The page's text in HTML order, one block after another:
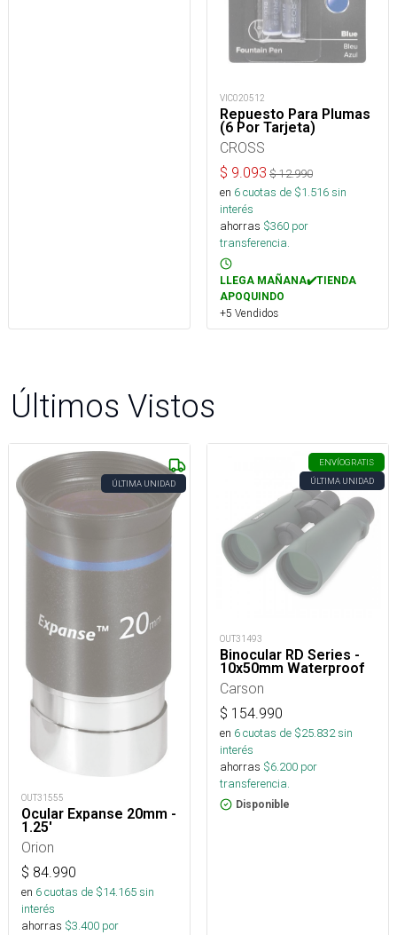
VIC020512
Repuesto Para Plumas
(6 Por Tarjeta)
CROSS
$ 9.093 $12.990
en 6cuotas de $1.516sin
interés
ahorras $360 por
transferencia.
LLEGA MAÑANA✔️TIENDA
APOQUINDO
+5 Vendidos
Últimos Vistos
ÚLTIMA UNIDAD
OUT31555
Ocular Expanse 20mm -
1.25'
Orion
$ 84.990
en 6cuotas de $14.165sin
interés
ahorras $3.400 por
ENVÍOGRATIS
ÚLTIMA UNIDAD
OUT31493
Binocular RD Series -
10x50mm Waterproof
Carson
$ 154.990
en 6cuotas de $25.832sin
interés
ahorras $6.200 por
transferencia.
Disponible